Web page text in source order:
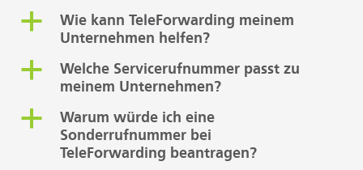
a
Wie kann TeleForwarding meinem
Unternehmen helfen?
a
Welche Servicerufnummer passt zu
meinem Unternehmen?
a
Warum würde ich eine
Sonderrufnummer bei
TeleForwarding beantragen?